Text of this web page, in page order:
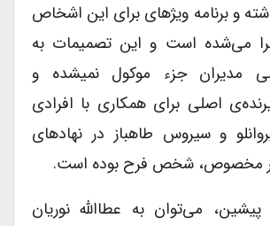
و برنامه ویژه­ای برای این اشخاص
می‌شده است و این تصمیمات به
جزء موکول نمی­شده و
اصلی برای همکاری با افرادی
و سیروس طاهباز در نهادهای
مخصوص، شخص فرح بوده است.
پیشین، می‌توان به عطاالله نوریان